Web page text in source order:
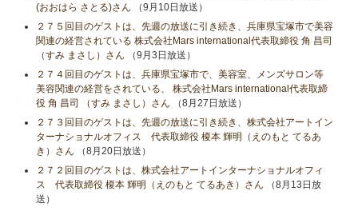
(おおはら さとる)さん （9月10日放送）
２７５回目のゲストは、先週の放送に引き続き、兵庫県宝塚市で美容
関連の経営されている 株式会社Mars international代表取締役 角 昌司
（すみ まさし）さん （9月3日放送）
２７４回目のゲストは、兵庫県宝塚市で、美容室、メンズサロン等
美容関連の経営をされている、 株式会社Mars international代表取締
役 角 昌司 （すみ まさし）さん （8月27日放送）
２７３回目のゲストは、先週の放送に引き続き、株式会社アートイン
ターナショナルオフィス 代表取締役 榎本 輝明（えのもと てるあ
き）さん （8月20日放送）
２７２回目のゲストは、株式会社アートインターナショナルオフィ
ス 代表取締役 榎本 輝明（えのもと てるあき）さん （8月13日放
送）